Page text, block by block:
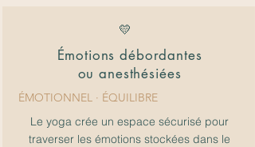
💛
Émotions débordantes
ou anesthésiées
ÉMOTIONNEL · ÉQUILIBRE
Le yoga crée un espace sécurisé pour
traverser les émotions stockées dans le